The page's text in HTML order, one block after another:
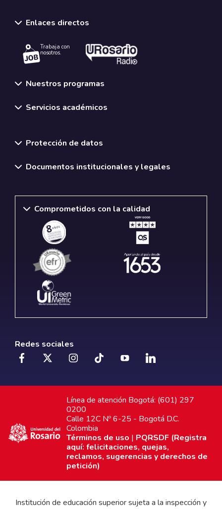
Enlaces directos
Trabaja con
nosotros.
Nuestros programas
Servicios académicos
Protección de datos
Documentos institucionales y legales
Comprometidos con la calidad
Redes sociales
Línea de atención Bogotá: (601) 297
0200
Calle 12C Nº 6-25 - Bogotá D.C.
Colombia
Términos de uso | PQRSDF (Registra
aquí: felicitaciones, quejas,
reclamos, sugerencias y derechos de
petición)
Institución de educación superior sujeta a la inspección y